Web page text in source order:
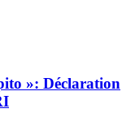
»: Déclaration